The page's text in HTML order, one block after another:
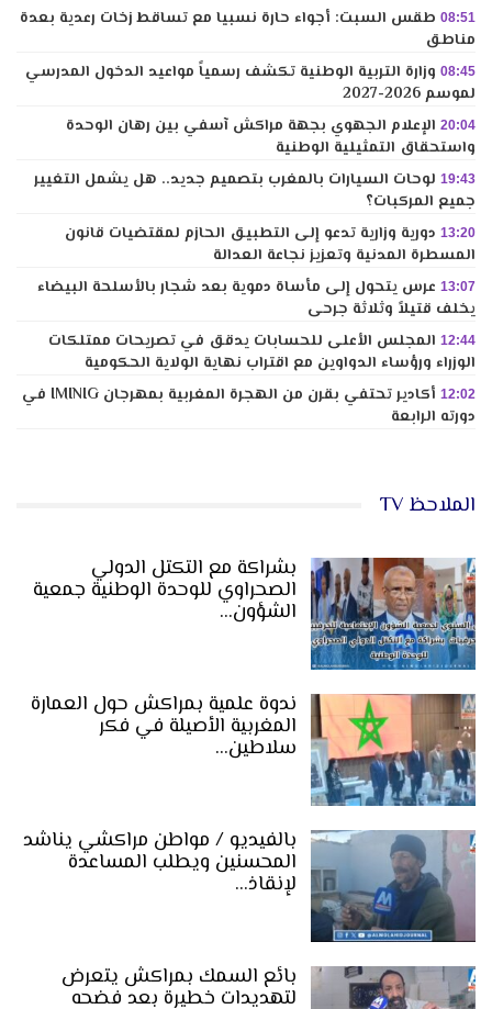
08:51 طقس السبت: أجواء حارة نسبيا مع تساقط زخات رعدية بعدة
مناطق
08:45 وزارة التربية الوطنية تكشف رسمياً مواعيد الدخول المدرسي
لموسم 2026-2027
20:04 الإعلام الجهوي بجهة مراكش آسفي بين رهان الوحدة
واستحقاق التمثيلية الوطنية
19:43 لوحات السيارات بالمغرب بتصميم جديد.. هل يشمل التغيير
جميع المركبات؟
13:20 دورية وزارية تدعو إلى التطبيق الحازم لمقتضيات قانون
المسطرة المدنية وتعزيز نجاعة العدالة
13:07 عرس يتحول إلى مأساة دموية بعد شجار بالأسلحة البيضاء
يخلف قتيلاً وثلاثة جرحى
12:44 المجلس الأعلى للحسابات يدقق في تصريحات ممتلكات
الوزراء ورؤساء الدواوين مع اقتراب نهاية الولاية الحكومية
12:02
أكادير تحتفي بقرن من الهجرة المغربية بمهرجان IMINIG في
دورته الرابعة
الملاحظ TV
بشراكة مع التكتل الدولي
الصحراوي للوحدة الوطنية جمعية
الشؤون…
ندوة علمية بمراكش حول العمارة
المغربية الأصيلة في فكر
سلاطين…
بالفيديو / مواطن مراكشي يناشد
المحسنين ويطلب المساعدة
لإنقاذ…
بائع السمك بمراكش يتعرض
لتهديدات خطيرة بعد فضحه